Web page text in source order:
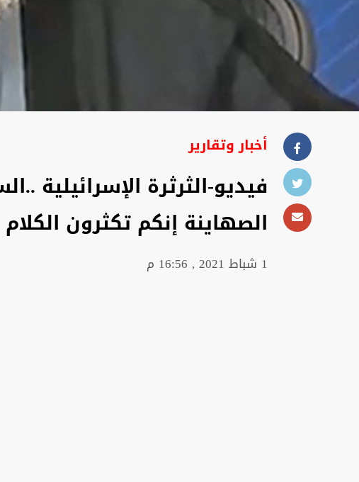
أخبار وتقارير
فيديو-الثرثرة الإسرائيلية
الصهاينة إنكم تكثرون الكلام
1 شباط 2021 , 16:56 م